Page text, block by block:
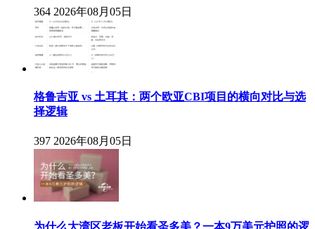
364 2026年08月05日
格鲁吉亚 vs 土耳其：两个欧亚CBI项目的横向对比与选
择逻辑
397 2026年08月05日
为什么大湾区老板开始看圣多美？一本9万美元护照的逻